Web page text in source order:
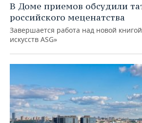
В Доме приемов обсудили
российского меценатства
Завершается работа над новой
искусств ASG»